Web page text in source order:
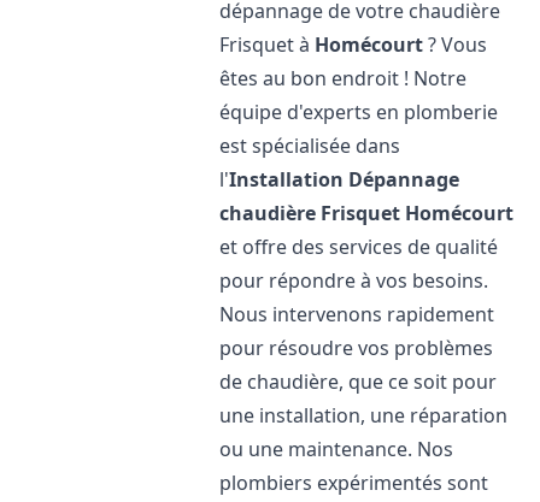
dépannage de votre chaudière
Frisquet à Homécourt? Vous
êtes au bon endroit ! Notre
équipe d'experts en plomberie
est spécialisée dans
l'Installation Dépannage
chaudière Frisquet Homécourt
et offre des services de qualité
pour répondre à vos besoins.
Nous intervenons rapidement
pour résoudre vos problèmes
de chaudière, que ce soit pour
une installation, une réparation
ou une maintenance. Nos
plombiers expérimentés sont